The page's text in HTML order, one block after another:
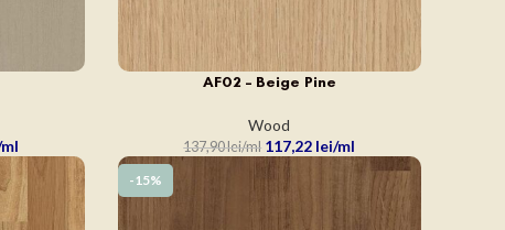
ADAUGĂ ÎN COȘAF02 – Beige Pine
Wood
137,90lei 117,22 lei
-15%